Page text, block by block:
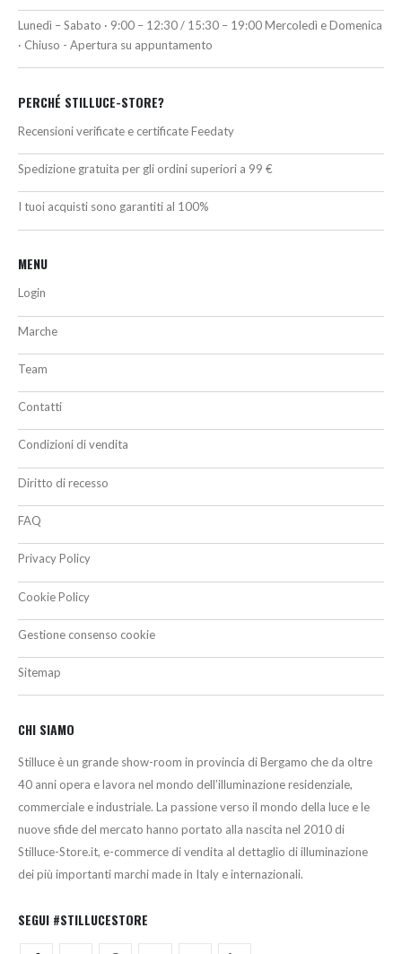
Lunedì – Sabato · 9:00 – 12:30 / 15:30 – 19:00 Mercoledì e Domenica
· Chiuso - Apertura su appuntamento
PERCHÉ STILLUCE-STORE?
Recensioni verificate e certificate Feedaty
Spedizione gratuita per gli ordini superiori a 99 €
I tuoi acquisti sono garantiti al 100%
MENU
Login
Marche
Team
Contatti
Condizioni di vendita
Diritto di recesso
FAQ
Privacy Policy
Cookie Policy
Gestione consenso cookie
Sitemap
CHI SIAMO
Stilluce è un grande show-room in provincia di Bergamo che da oltre
40 anni opera e lavora nel mondo dell’illuminazione residenziale,
commerciale e industriale. La passione verso il mondo della luce e le
nuove sfide del mercato hanno portato alla nascita nel 2010 di
Stilluce-Store.it, e-commerce di vendita al dettaglio di illuminazione
dei più importanti marchi made in Italy e internazionali.
SEGUI #STILLUCESTORE